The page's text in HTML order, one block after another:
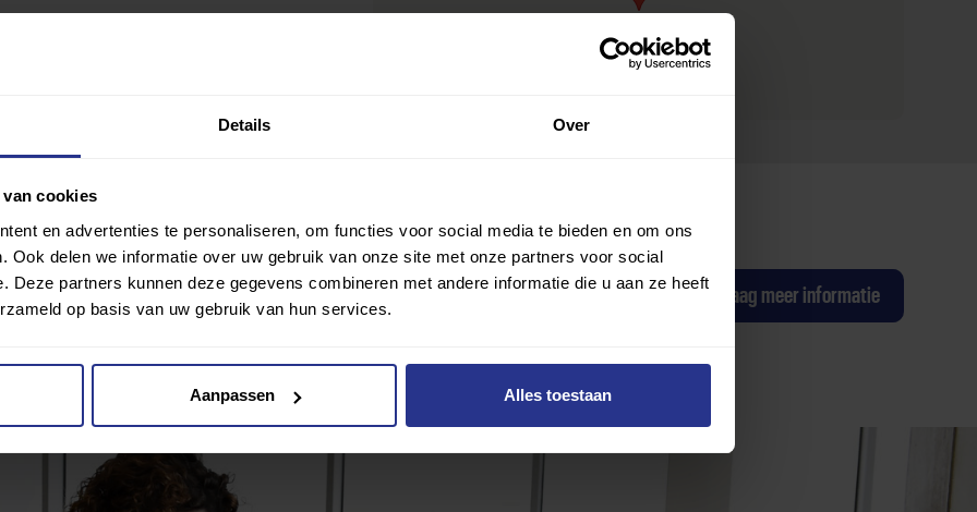
Details Over
cookies
en advertenties te personaliseren, om functies voor social media te bieden en om ons
Ook delen we informatie over uw gebruik van onze site met onze partners voor social
Deze partners kunnen deze gegevens combineren met andere informatie die u aan ze heeft
op basis van uw gebruik van hun services.
Aanpassen Alles toestaan
Delen Ik wil graag een proefles Ik wil graag meer informatie